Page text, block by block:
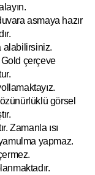
asmaya hazır
alabilirsiniz.
çerçeve
görsel
Zamanla ısı
a yapmaz.
tadır.